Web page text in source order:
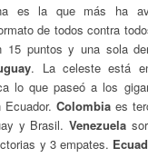
es la que más ha
de todos contra
15 puntos y una sola
. La celeste está
lo que paseó a los
Colombiaes
y Brasil. Venezuela
y 3 empates.